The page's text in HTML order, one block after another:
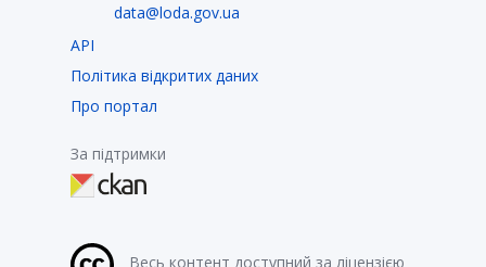
data@loda.gov.ua
API
Політика відкритих даних
Про портал
За підтримки
Весь контент доступний за ліцензією